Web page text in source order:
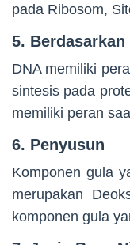
pada Ribosom,
5. Berdasarkan
DNA memiliki
sintesis pada
memiliki peran
6. Penyusun
Komponen gula
merupakan
komponen gula